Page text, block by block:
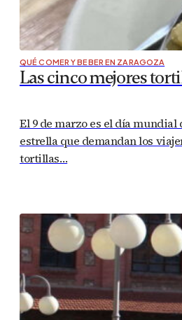
QUÉ COMER Y BEBER EN ZARAGOZA
Las cinco mejores
El 9 de marzo es el día
estrella que demandan los
tortillas…